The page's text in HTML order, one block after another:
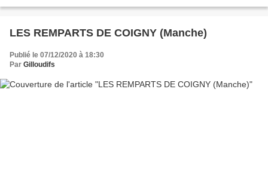
LES REMPARTS DE COIGNY (Manche)
Publié le 07/12/2020 à 18:30
Par Gilloudifs